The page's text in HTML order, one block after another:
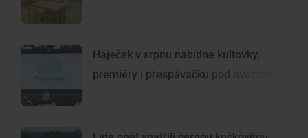
Háječek v srpnu nabídne kultovky,
premiéry i přespávačku pod hvězdami